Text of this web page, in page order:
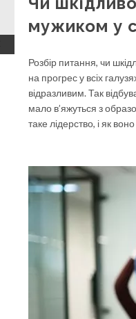
мужиком у
Розбір питання, чи
на прогрес у всіх
відразливим. Так
мало в’яжуться з
таке лідерство, і як